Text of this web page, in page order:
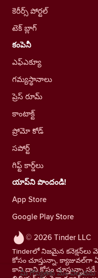
© 2026 Tinder LLC
Tinderలో నిజమైన
కోసం చూస్తున్నా,
కాని దాని కోసం చూస్తున్నా
కెరీర్స్ పోర్టల్
టెక్ బ్లాగ్
కంపెనీ
ఎఫ్ఎక్యూ
గమ్యస్థానాలు
ప్రెస్ రూమ్
కాంటాక్ట్
ప్రోమో కోడ్
సపోర్ట్
గిఫ్ట్ కార్డ్‌లు
యాప్‌ని పొందండి!
App Store
Google Play Store
మీ గోప్యతకు మేం